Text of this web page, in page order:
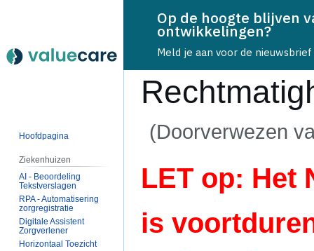
(Doorverwezen
navigatie
zoeken
LET op: Het
is
Op de hoogte blijven
ontwikkelingen?
Meld je aan voor de nieuwsbrief
Hoofdpagina
Ziekenhuizen
AI - Beoordeling
Tekstverslagen
RPA - Automatisering
zorgregistratie
Digitale Assistent
Zorgverlener
Horizontaal Toezicht